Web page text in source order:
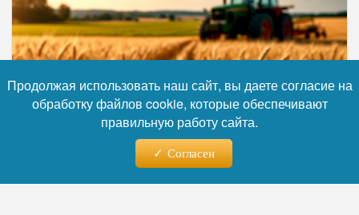
Продолжая использовать наш сайт, вы даете согласие на
обработку файлов cookie, которые обеспечивают
правильную работу сайта.
Согласен